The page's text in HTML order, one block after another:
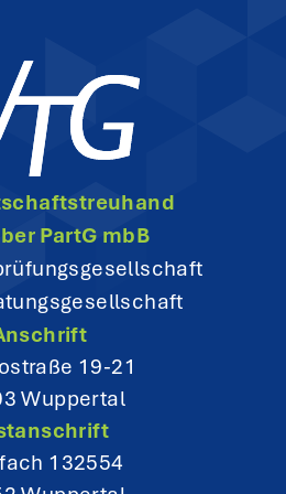
PartG mbB
19-21
Wuppertal
132554